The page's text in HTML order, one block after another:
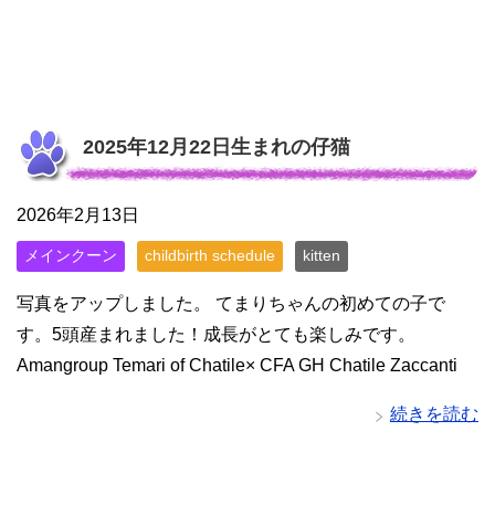
2025年12月22日生まれの仔猫
2026年2月13日
メインクーン childbirth schedule kitten
写真をアップしました。 てまりちゃんの初めての子で
す。5頭産まれました！成長がとても楽しみです。
Amangroup Temari of Chatile× CFA GH Chatile Zaccanti
続きを読む